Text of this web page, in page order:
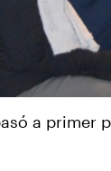
a primer